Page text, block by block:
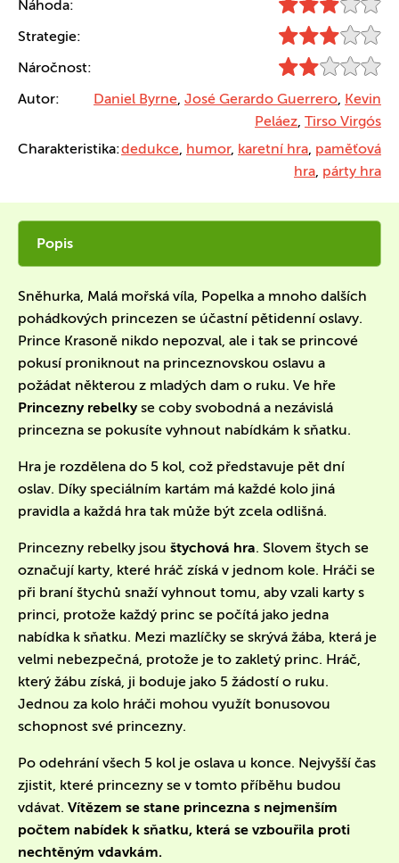
Náhoda:
Strategie:
Náročnost:
Autor:
Daniel Byrne, José Gerardo Guerrero, Kevin
Peláez, Tirso Virgós
Charakteristika:dedukce, humor, karetní hra, paměťová
hra, párty hra
Popis
Sněhurka, Malá mořská víla, Popelka a mnoho dalších
pohádkových princezen se účastní pětidenní oslavy.
Prince Krasoně nikdo nepozval, ale i tak se princové
pokusí proniknout na princeznovskou oslavu a
požádat některou z mladých dam o ruku. Ve hře
Princezny rebelkyse coby svobodná a nezávislá
princezna se pokusíte vyhnout nabídkám k sňatku.
Hra je rozdělena do 5 kol, což představuje pět dní
oslav. Díky speciálním kartám má každé kolo jiná
pravidla a každá hra tak může být zcela odlišná.
Princezny rebelky jsou štychová hra. Slovem štych se
označují karty, které hráč získá v jednom kole. Hráči se
při braní štychů snaží vyhnout tomu, aby vzali karty s
princi, protože každý princ se počítá jako jedna
nabídka k sňatku. Mezi mazlíčky se skrývá žába, která je
velmi nebezpečná, protože je to zakletý princ. Hráč,
který žábu získá, ji boduje jako 5 žádostí o ruku.
Jednou za kolo hráči mohou využít bonusovou
schopnost své princezny.
Po odehrání všech 5 kol je oslava u konce. Nejvyšší čas
zjistit, které princezny se v tomto příběhu budou
vdávat. Vítězem se stane princezna s nejmenším
počtem nabídek k sňatku, která se vzbouřila proti
nechtěným vdavkám.